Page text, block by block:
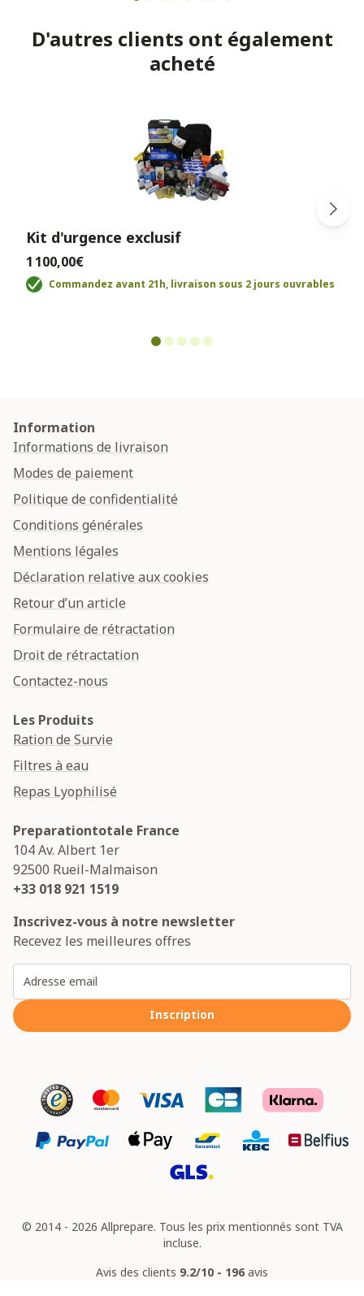
D'autres clients ont également
acheté
Kit d'urgence exclusif
1 100,00€
Commandez avant 21h, livraison sous 2 jours ouvrables
Information
Informations de livraison
Modes de paiement
Politique de confidentialité
Conditions générales
Mentions légales
Déclaration relative aux cookies
Retour d’un article
Formulaire de rétractation
Droit de rétractation
Contactez-nous
Les Produits
Ration de Survie
Filtres à eau
Repas Lyophilisé
Preparationtotale France
104 Av. Albert 1er
92500 Rueil-Malmaison
+33 018 921 1519
Inscrivez-vous à notre newsletter
Recevez les meilleures offres
Inscription
© 2014 - 2026 Allprepare. Tous les prix mentionnés sont TVA
incluse.
Avis des clients 9.2/10 - 196 avis